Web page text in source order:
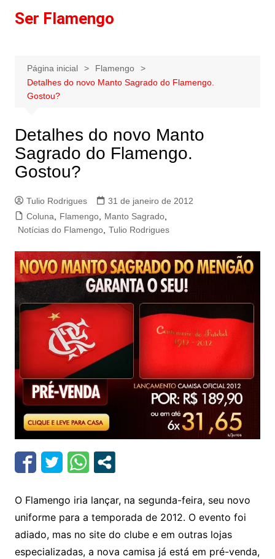
paraSer Flamengo
Página inicial
Flamengo
Detalhes do novo Manto Sagrado do Flamengo.
Gostou?
Detalhes do novo Manto
Sagrado do Flamengo.
Gostou?
Tulio Rodrigues
31 de janeiro de 2012
Coluna
Flamengo, Manto Sagrado,
Notícias do Flamengo, Tulio Rodrigues
O Flamengo iria lançar, na segunda-feira, seu novo
uniforme para a temporada de 2012. O evento foi
adiado, mas no site do clube e em outras lojas
especializadas, a nova camisa já está em pré-venda,